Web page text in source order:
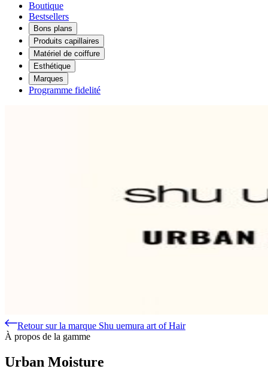
Boutique
Bestsellers
Bons plans
Produits capillaires
Matériel de coiffure
Esthétique
Marques
Programme fidelité
Retour sur la marque Shu uemura art of Hair
À propos de la gamme
Urban Moisture